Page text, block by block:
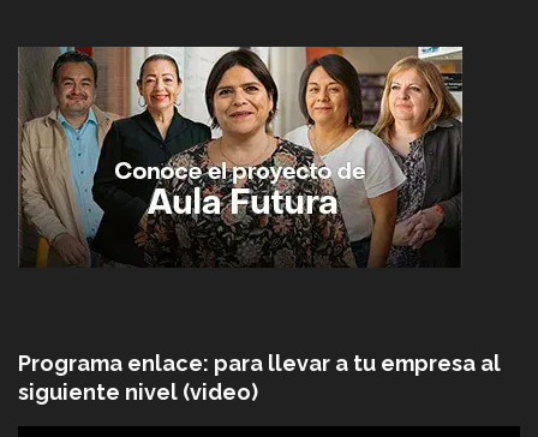
Programa enlace: para llevar a tu empresa al
siguiente nivel (video)